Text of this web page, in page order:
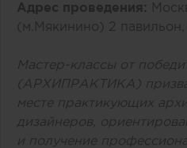
Адрес проведения:
(м.Мякинино) 2 павильон,
Мастер-классы от
(АРХИПРАКТИКА)
месте практикующих
дизайнеров,
и получение